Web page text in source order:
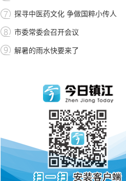
探寻中医药文化 争做国粹小传人
市委常委会召开会议
解暑的雨水快要来了